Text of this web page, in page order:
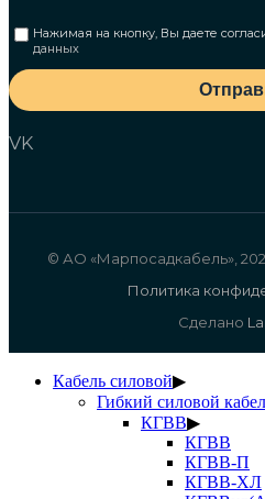
Нажимая на кнопку, Вы даете
данных
VK
© АО «Марпосадкабель»,
Политика
Сделано
Кабель силовой▶
Гибкий силовой
КГВВ▶
КГВВ
КГВВ-П
КГВВ-ХЛ